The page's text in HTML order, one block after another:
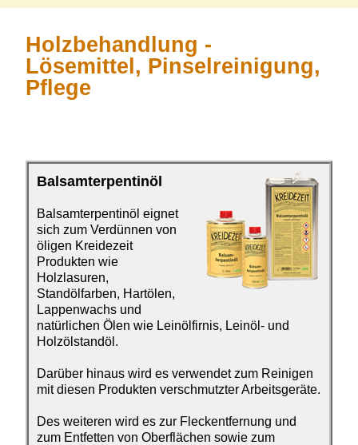
Holzbehandlung -
Lösemittel, Pinselreinigung,
Pflege
Balsamterpentinöl
Balsamterpentinöl eignet
sich zum Verdünnen von
öligen Kreidezeit
Produkten wie
Holzlasuren,
Standölfarben, Hartölen,
Lappenwachs und
natürlichen Ölen wie Leinölfirnis, Leinöl- und
Holzölstandöl.
Darüber hinaus wird es verwendet zum Reinigen
mit diesen Produkten verschmutzter Arbeitsgeräte.
Des weiteren wird es zur Fleckentfernung und
zum Entfetten von Oberflächen sowie zum